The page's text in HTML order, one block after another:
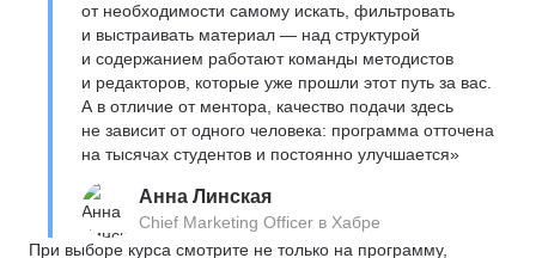
от необходимости самому искать, фильтровать
и выстраивать материал — над структурой
и содержанием работают команды методистов
и редакторов, которые уже прошли этот путь за вас.
А в отличие от ментора, качество подачи здесь
не зависит от одного человека: программа отточена
на тысячах студентов и постоянно улучшается»
Анна Линская
Chief Marketing Officer в Хабре
При выборе курса смотрите не только на программу,